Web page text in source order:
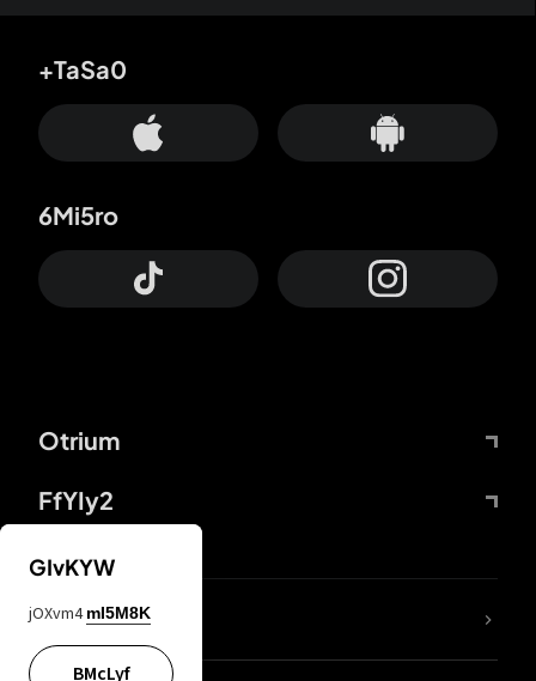
Otrium
FfYIy2
+TaSa0
6Mi5ro
DDcvSo
GIvKYW
jOXvm4 mI5M8K
BMcLyf